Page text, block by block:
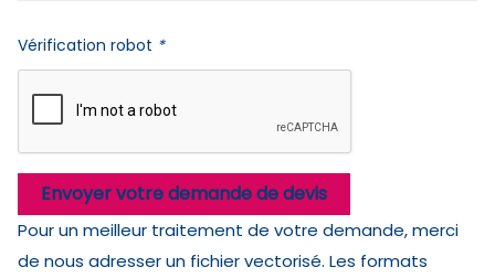
Vérification robot *
Envoyer votre demande de devis
Pour un meilleur traitement de votre demande, merci
de nous adresser un fichier vectorisé. Les formats